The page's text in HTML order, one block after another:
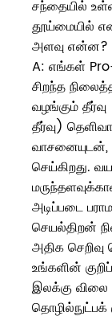
சந்தையில்
தூய்மையில்
அளவு என்ன?
A: எங்கள்
சிறந்த
வழங்கும்
தீர்வு)
வாசனையுடன்,
செய்கிறது.
அடிப்படை
செயல்திறன்
அதிக
உங்களின்
இலக்கு விலை
தொழில்நுட்பக்